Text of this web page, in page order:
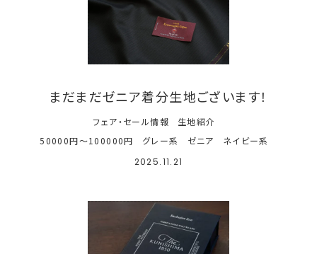
まだまだゼニア着分生地ございます！
フェア・セール情報
生地紹介
50000円～100000円
グレー系 ゼニア
ネイビー系
2025.11.21